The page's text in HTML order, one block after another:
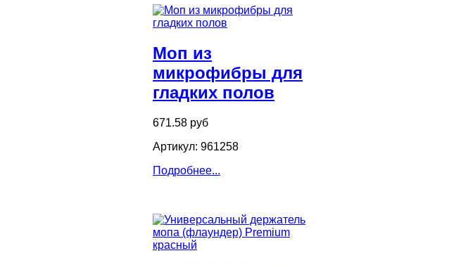
Моп из
микрофибры для
гладких полов
671.58 руб
Артикул: 961258
Подробнее...